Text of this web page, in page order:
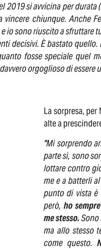
2019 si avvicina per durata
chiunque. Anche
io sono riuscito a sfruttare
decisivi. È bastato quello.
fosse speciale quel
orgoglioso di essere
La sorpresa,
alte a
"Mi sorprendo
parte sì, sono
lottare contro
me e a batterli
punto di vista è
però,ho
me stesso.
ma allo stesso
come questo.